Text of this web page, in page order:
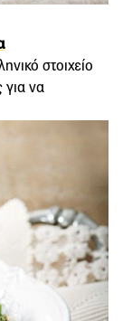
στοιχείο
για να